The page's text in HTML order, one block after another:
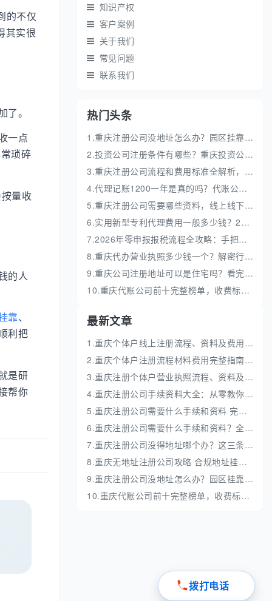
的不仅
其实很
。
一点
琐碎
量收
的人
靠、
利把
是研
帮你
知识产权
客户案例
关于我们
常见问题
联系我们
热门头条
1.重庆注册公司没地址怎么办？园区挂靠地址性价比高
2.投资公司注册条件有哪些？重庆投资公司全流程代办
3.重庆注册公司流程和费用标准全解析，新手创业避坑指南
4.代理记账1200一年是真的吗？代账公司收费价格解析
5.重庆注册公司需要哪些资料，线上线下办理全流程
6.实用新型专利代理费用一般多少钱？2026最新行情
7.2026年零申报报税流程全攻略：手把手教你电子税务局实操
8.重庆代办营业执照多少钱一个？解密行价真实价格
9.重庆公司注册地址可以是住宅吗？看完你就懂了
10.重庆代账公司前十完整榜单，收费标准与服务全梳理
最新文章
1.重庆个体户线上注册流程、资料及费用详解
2.重庆个体户注册流程材料费用完整指南 2026最新版
3.重庆注册个体户营业执照流程、资料及费用详解
4.重庆注册公司手续资料大全：从零教你当老板
5.重庆注册公司需要什么手续和资料 完整办理流程详解
6.重庆注册公司需要什么手续和资料？全流程讲解
7.重庆注册公司没得地址啷个办？这三条路随便选
8.重庆无地址注册公司攻略 合规地址挂靠办理指南
9.重庆注册公司没地址怎么办？园区挂靠地址性价比高
10.重庆代账公司前十完整榜单，收费标准与服务全梳理
拨打电话